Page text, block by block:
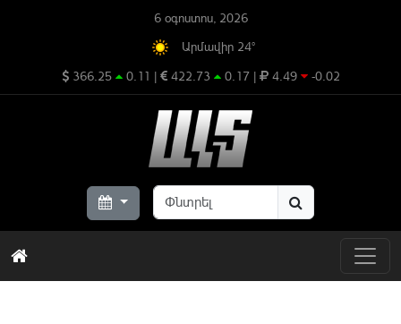
6 օգոստոս, 2026
Արմավիր 24°
366.25 0.11 | 422.73 0.17| 4.49 -0.02